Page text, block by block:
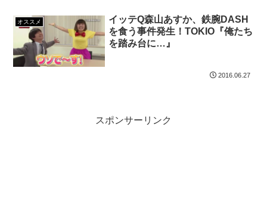
オススメ
イッテQ森山あすか、鉄腕DASH
を食う事件発生！TOKIO『俺たち
を踏み台に…』
2016.06.27
スポンサーリンク